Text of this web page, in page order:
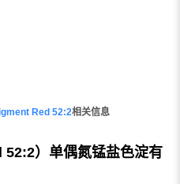
Red 52:2相关信息
）单偶氮锰盐色淀有